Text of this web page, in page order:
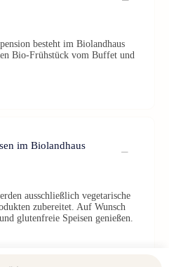
besteht im Biolandhaus
Bio-Frühstück vom Buffet und
im Biolandhaus
ausschließlich vegetarische
zubereitet. Auf Wunsch
glutenfreie Speisen genießen.